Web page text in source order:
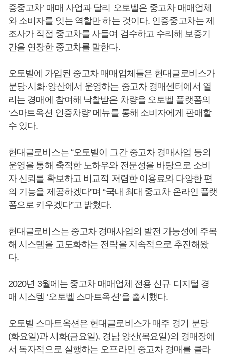
증중고차’ 매매 사업과 달리 오토벨은 중고차 매매업체
와 소비자를 잇는 역할만 하는 것이다. 인증중고차는 제
조사가 직접 중고차를 사들여 검수하고 수리해 보증기
간을 연장한 중고차를 말한다.
오토벨에 가입된 중고차 매매업체들은 현대글로비스가
분당·시화·양산에서 운영하는 중고차 경매센터에서 열
리는 경매에 참여해 낙찰받은 차량을 오토벨 플랫폼의
‘스마트옥션 인증차량’ 메뉴를 통해 소비자에게 판매할
수 있다.
현대글로비스는 “오토벨이 그간 중고차 경매사업 등의
운영을 통해 축적한 노하우와 전문성을 바탕으로 소비
자 신뢰를 확보하고 비교적 저렴한 이용료와 다양한 편
의 기능을 제공하겠다”며 “국내 최대 중고차 온라인 플랫
폼으로 키우겠다”고 밝혔다.
현대글로비스는 중고차 경매사업의 발전 가능성에 주목
해 시스템을 고도화하는 전략을 지속적으로 추진해왔
다.
2020년 3월에는 중고차 매매업체 전용 신규 디지털 경
매 시스템 ‘오토벨 스마트옥션’을 출시했다.
오토벨 스마트옥션은 현대글로비스가 매주 경기 분당
(화요일)과 시화(금요일), 경남 양산(목요일)의 경매장에
서 독자적으로 실행하는 오프라인 중고차 경매를 클라